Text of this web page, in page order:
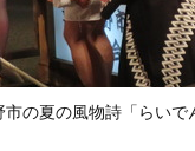
の夏の風物詩「らい